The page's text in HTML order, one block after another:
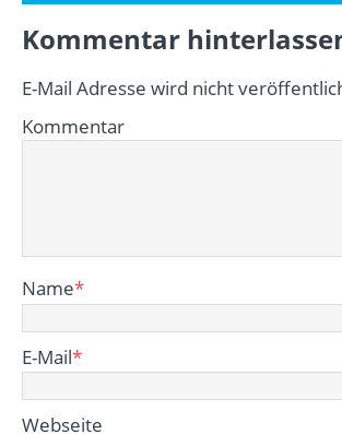
Kommentar
E-Mail Adresse wird nicht
Kommentar
Name*
E-Mail*
Webseite